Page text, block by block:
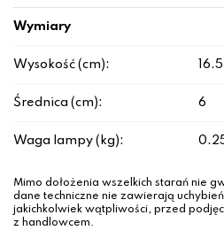
Wymiary
Wysokość (cm): 16.5
Średnica (cm): 6
Waga lampy (kg):
Mimo dołożenia wszelkich starań nie
dane techniczne nie zawierają
jakichkolwiek wątpliwości, przed
z handlowcem.